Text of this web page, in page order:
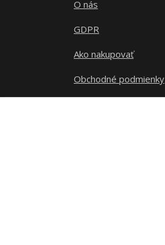
O nás
GDPR
Ako nakupovať
Obchodné podmienky